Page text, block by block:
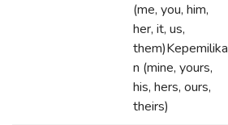
(me, you, him,
her, it, us,
them)Kepemilika
n (mine, yours,
his, hers, ours,
theirs)